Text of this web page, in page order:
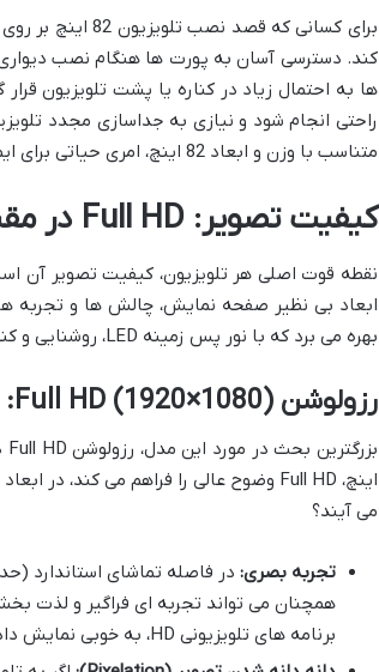
برای کسانی که
ها به احتمال زیاد در کناره یا پشت تلویزیون
راحتی انجام شود و نیازی به جداسازی مجدد
متناسب با وزن و ابعاد 82 اینچ، امری حیاتی برای ایمنی و پایداری نصب است.
کیفیت تصویر: Full HD در مقیاس بزرگ 82 اینچ
نقطه قوت اصلی هر تلویزیون، کیفیت تصویر آن
بهره می برد که با نور پس زمینه LED، روشنایی و کنتراست مناسبی را ارائه می دهد.
رزولوشن Full HD (1920×1080): تجربه بصری در ابعاد غول پیکر
می آیند؟
تجربه بصری:
برنامه های تلویزیونی HD، به خوبی نمایش داده می شوند. تصاویر شارپ و رنگ ها زنده هستند.